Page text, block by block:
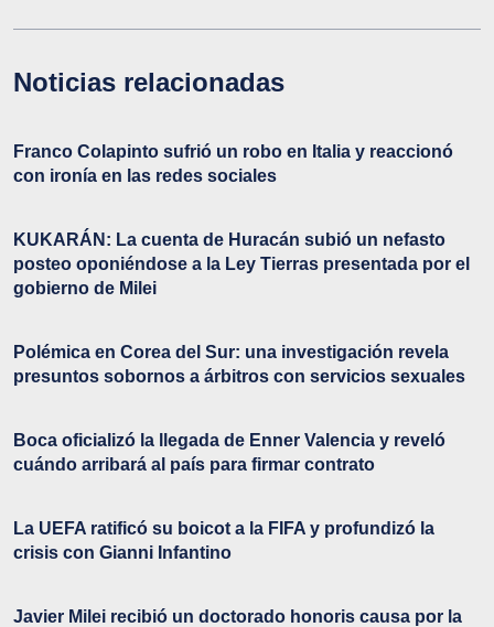
Noticias relacionadas
Franco Colapinto sufrió un robo en Italia y reaccionó
con ironía en las redes sociales
KUKARÁN: La cuenta de Huracán subió un nefasto
posteo oponiéndose a la Ley Tierras presentada por el
gobierno de Milei
Polémica en Corea del Sur: una investigación revela
presuntos sobornos a árbitros con servicios sexuales
Boca oficializó la llegada de Enner Valencia y reveló
cuándo arribará al país para firmar contrato
La UEFA ratificó su boicot a la FIFA y profundizó la
crisis con Gianni Infantino
Javier Milei recibió un doctorado honoris causa por la